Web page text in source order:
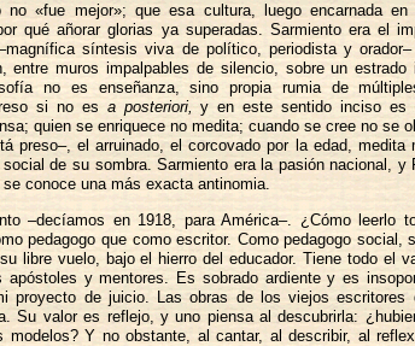
«fue mejor»; que esa cultura, luego encarnada en
qué añorar glorias ya superadas. Sarmiento era el
síntesis viva de político, periodista y
entre muros impalpables de silencio, sobre un estrado
no es enseñanza, sino propia rumia de
si no es a posteriori, y en este sentido inciso es
quien se enriquece no medita; cuando se cree no se
preso–, el arruinado, el corcovado por la edad, medita
de su sombra. Sarmiento era la pasión nacional, y
conoce una más exacta antinomia.
–decíamos en 1918, para América–. ¿Cómo leerlo
pedagogo que como escritor. Como pedagogo social,
libre vuelo, bajo el hierro del educador. Tiene todo el
y mentores. Es sobrado ardiente y es
proyecto de juicio. Las obras de los viejos escritores
Su valor es reflejo, y uno piensa al descubrirla:
Y no obstante, al cantar, al describir, al